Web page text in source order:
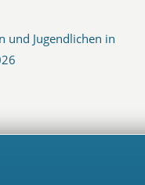
und Jugendlichen in